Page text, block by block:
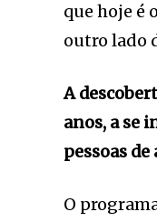
que hoje é
outro lado
A
anos, a se
pessoas
O